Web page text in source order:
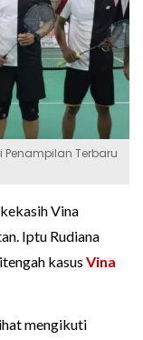
Penampilan Terbaru
Vina
Iptu Rudiana
kasus Vina
mengikuti